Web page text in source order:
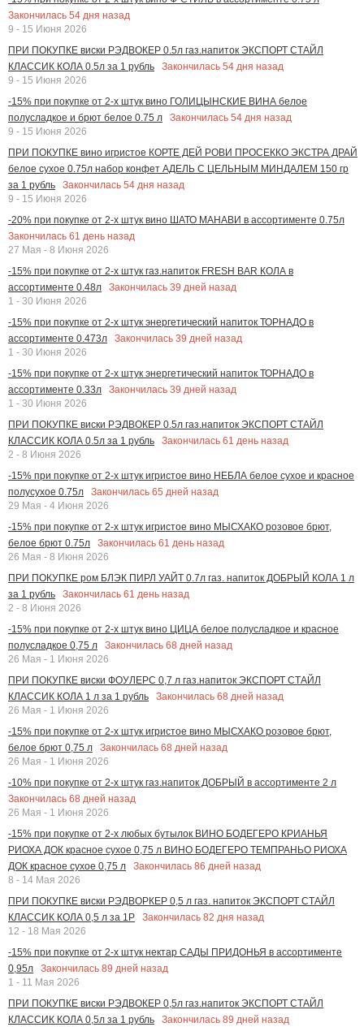
Закончилась 54 дня назад
9 - 15 Июня 2026
ПРИ ПОКУПКЕ виски РЭДВОКЕР 0.5л газ.напиток ЭКСПОРТ СТАЙЛ
КЛАССИК КОЛА 0.5л за 1 рубль
Закончилась 54 дня назад
9 - 15 Июня 2026
-15% при покупке от 2-х штук вино ГОЛИЦЫНСКИЕ ВИНА белое
полусладкое и брют белое 0.75 л
Закончилась 54 дня назад
9 - 15 Июня 2026
ПРИ ПОКУПКЕ вино игристое КОРТЕ ДЕЙ РОВИ ПРОСЕККО ЭКСТРА ДРАЙ
белое сухое 0.75л набор конфет АДЕЛЬ С ЦЕЛЬНЫМ МИНДАЛЕМ 150 гр
за 1 рубль
Закончилась 54 дня назад
9 - 15 Июня 2026
-20% при покупке от 2-х штук вино ШАТО МАНАВИ в ассортименте 0.75л
Закончилась 61 день назад
27 Мая - 8 Июня 2026
-15% при покупке от 2-х штук газ.напиток FRESH BAR КОЛА в
ассортименте 0.48л
Закончилась 39 дней назад
1 - 30 Июня 2026
-15% при покупке от 2-х штук энергетический напиток ТОРНАДО в
ассортименте 0.473л
Закончилась 39 дней назад
1 - 30 Июня 2026
-15% при покупке от 2-х штук энергетический напиток ТОРНАДО в
ассортименте 0.33л
Закончилась 39 дней назад
1 - 30 Июня 2026
ПРИ ПОКУПКЕ виски РЭДВОКЕР 0.5л газ.напиток ЭКСПОРТ СТАЙЛ
КЛАССИК КОЛА 0.5л за 1 рубль
Закончилась 61 день назад
2 - 8 Июня 2026
-15% при покупке от 2-х штук игристое вино НЕБЛА белое сухое и красное
полусухое 0.75л
Закончилась 65 дней назад
29 Мая - 4 Июня 2026
-15% при покупке от 2-х штук игристое вино МЫСХАКО розовое брют,
белое брют 0.75л
Закончилась 61 день назад
26 Мая - 8 Июня 2026
ПРИ ПОКУПКЕ ром БЛЭК ПИРЛ УАЙТ 0.7л газ. напиток ДОБРЫЙ КОЛА 1 л
за 1 рубль
Закончилась 61 день назад
2 - 8 Июня 2026
-15% при покупке от 2-х штук вино ЦИЦА белое полусладкое и красное
полусладкое 0,75 л
Закончилась 68 дней назад
26 Мая - 1 Июня 2026
ПРИ ПОКУПКЕ виски ФОУЛЕРС 0,7 л газ.напиток ЭКСПОРТ СТАЙЛ
КЛАССИК КОЛА 1 л за 1 рубль
Закончилась 68 дней назад
26 Мая - 1 Июня 2026
-15% при покупке от 2-х штук игристое вино МЫСХАКО розовое брют,
белое брют 0,75 л
Закончилась 68 дней назад
26 Мая - 1 Июня 2026
-10% при покупке от 2-х штук газ.напиток ДОБРЫЙ в ассортименте 2 л
Закончилась 68 дней назад
26 Мая - 1 Июня 2026
-15% при покупке от 2-х любых бутылок ВИНО БОДЕГЕРО КРИАНЬЯ
РИОХА ДОК красное сухое 0,75 л ВИНО БОДЕГЕРО ТЕМПРАНЬО РИОХА
ДОК красное сухое 0,75 л
Закончилась 86 дней назад
8 - 14 Мая 2026
ПРИ ПОКУПКЕ виски РЭДВОРКЕР 0,5 л газ. напиток ЭКСПОРТ СТАЙЛ
КЛАССИК КОЛА 0,5 л за 1Р
Закончилась 82 дня назад
12 - 18 Мая 2026
-15% при покупке от 2-х штук нектар САДЫ ПРИДОНЬЯ в ассортименте
0,95л
Закончилась 89 дней назад
1 - 11 Мая 2026
ПРИ ПОКУПКЕ виски РЭДВОКЕР 0,5л газ.напиток ЭКСПОРТ СТАЙЛ
КЛАССИК КОЛА 0,5л за 1 рубль
Закончилась 89 дней назад